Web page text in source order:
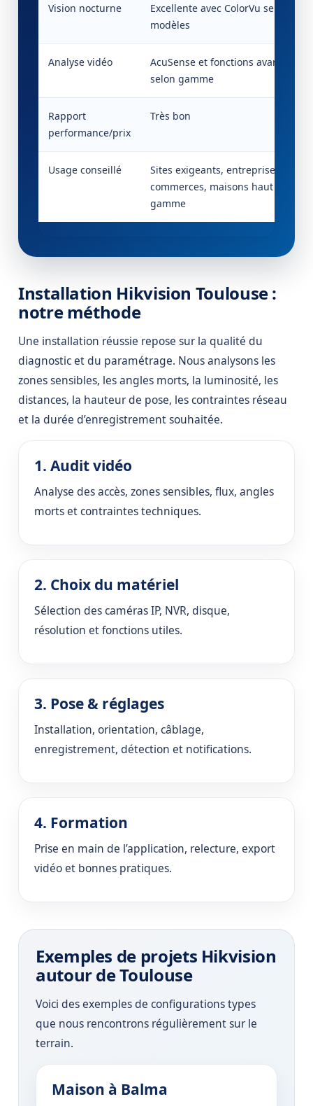
Vision nocturne
Excellente avec ColorVu selon
modèles
Analyse vidéo
AcuSense et fonctions avancées
selon gamme
Rapport
performance/prix
Très bon
Usage conseillé
Sites exigeants, entreprises,
commerces, maisons haut de
gamme
Installation Hikvision Toulouse :
notre méthode
Une installation réussie repose sur la qualité du
diagnostic et du paramétrage. Nous analysons les
zones sensibles, les angles morts, la luminosité, les
distances, la hauteur de pose, les contraintes réseau
et la durée d’enregistrement souhaitée.
1. Audit vidéo
Analyse des accès, zones sensibles, flux, angles
morts et contraintes techniques.
2. Choix du matériel
Sélection des caméras IP, NVR, disque,
résolution et fonctions utiles.
3. Pose & réglages
Installation, orientation, câblage,
enregistrement, détection et notifications.
4. Formation
Prise en main de l’application, relecture, export
vidéo et bonnes pratiques.
Exemples de projets Hikvision
autour de Toulouse
Voici des exemples de configurations types
que nous rencontrons régulièrement sur le
terrain.
Maison à Balma